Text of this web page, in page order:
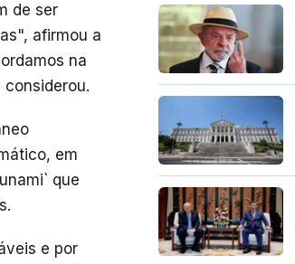
de ser
afirmou a
na
em
que
e por